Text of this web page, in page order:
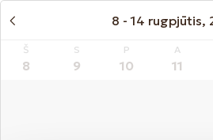
8 - 14 rugpjūtis,
Š
8
S
9
P
10
A
11